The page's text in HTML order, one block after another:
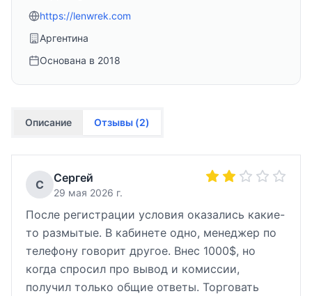
https://lenwrek.com
Аргентина
Основана в 2018
Описание Отзывы (2)
С Сергей
29 мая 2026 г.
После регистрации условия оказались какие-
то размытые. В кабинете одно, менеджер по
телефону говорит другое. Внес 1000$, но
когда спросил про вывод и комиссии,
получил только общие ответы. Торговать